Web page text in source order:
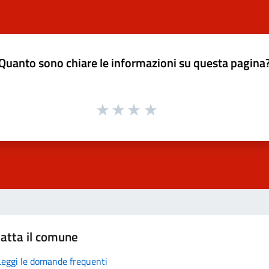
sono chiare le informazioni su questa
il comune
le domande frequenti